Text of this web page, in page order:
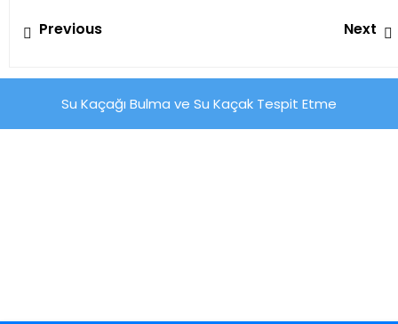
Yazı
gezinmesi
PreviousPrevious
Next
Su Kaçağı Bulma ve Su Kaçak Tespit Etme